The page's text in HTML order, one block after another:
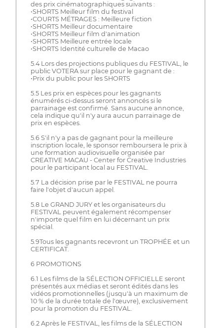
des prix cinématographiques suivants :
•SHORTS Meilleur film du festival
•COURTS MÉTRAGES : Meilleure fiction
•SHORTS Meilleur documentaire
•SHORTS Meilleur film d'animation
•SHORTS Meilleure entrée locale
•SHORTS Identité culturelle de Macao
5.4 Lors des projections publiques du FESTIVAL, le
public VOTERA sur place pour le gagnant de :
•Prix du public pour les SHORTS
5.5 Les prix en espèces pour les gagnants
énumérés ci-dessus seront annoncés si le
parrainage est confirmé. Sans aucune annonce,
cela indique qu'il n'y aura aucun parrainage de
prix en espèces.
5.6 S'il n'y a pas de gagnant pour la meilleure
inscription locale, le sponsor remboursera le prix à
une formation audiovisuelle organisée par
CREATIVE MACAU - Center for Creative Industries
pour le participant local au FESTIVAL.
5.7 La décision prise par le FESTIVAL ne pourra
faire l'objet d'aucun appel.
5.8 Le GRAND JURY et les organisateurs du
FESTIVAL peuvent également récompenser
n'importe quel film en lui décernant un prix
spécial.
5.9Tous les gagnants recevront un TROPHÉE et un
CERTIFICAT.
6 PROMOTIONS
6.1 Les films de la SÉLECTION OFFICIELLE seront
présentés aux médias et seront édités dans les
vidéos promotionnelles (jusqu'à un maximum de
10 % de la durée totale de l'œuvre), exclusivement
pour la promotion du FESTIVAL.
6.2 Après le FESTIVAL, les films de la SÉLECTION